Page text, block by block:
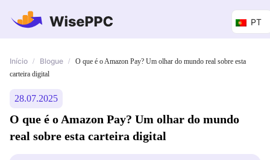
PT
Início / Blogue /
O que é o Amazon Pay? Um olhar do mundo real sobre esta
carteira digital
28.07.2025
O que é o Amazon Pay? Um olhar do mundo
real sobre esta carteira digital